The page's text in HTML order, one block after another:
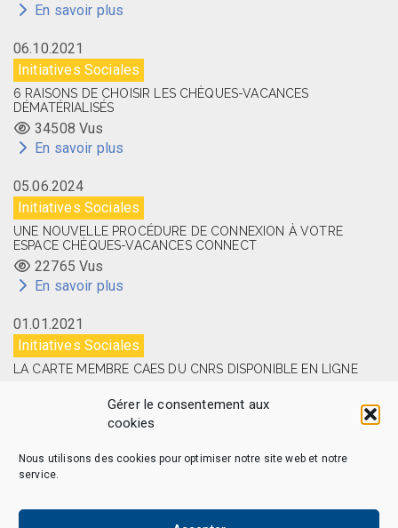
Gérer le consentement aux
cookies
Nous utilisons des cookies pour optimiser notre site web et notre
service.
En savoir plus
06.10.2021
Initiatives Sociales
6 RAISONS DE CHOISIR LES CHÈQUES-VACANCES
DÉMATÉRIALISÉS
34508 Vus
En savoir plus
05.06.2024
Initiatives Sociales
UNE NOUVELLE PROCÉDURE DE CONNEXION À VOTRE
ESPACE CHÈQUES-VACANCES CONNECT
22765 Vus
En savoir plus
01.01.2021
Initiatives Sociales
LA CARTE MEMBRE CAES DU CNRS DISPONIBLE EN LIGNE
En savoir plus
Politique de confidentialité